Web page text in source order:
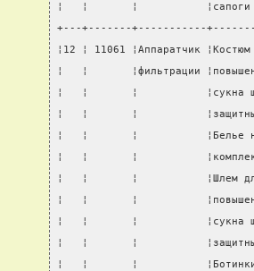
¦   ¦       ¦           ¦сапоги
+---+-------+-----------
¦12 ¦ 11061 ¦Аппаратчик
¦   ¦       ¦фильтрации
¦   ¦       ¦           ¦сукна
¦   ¦       ¦
¦   ¦       ¦           ¦Белье
¦   ¦       ¦
¦   ¦       ¦           ¦Шлем
¦   ¦       ¦
¦   ¦       ¦           ¦сукна
¦   ¦       ¦
¦   ¦       ¦